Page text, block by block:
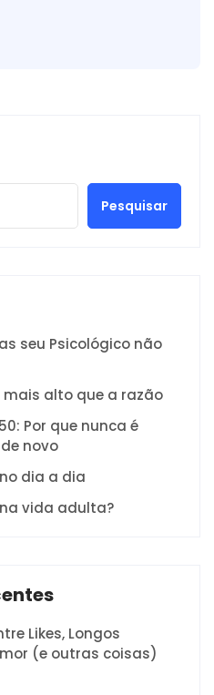
Pesquisar
seu Psicológico não
alto que a razão
Por que nunca é
novo
dia a dia
vida adulta?
Likes, Longos
(e outras coisas)